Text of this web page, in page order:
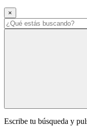
×
Escribe tu búsqueda y